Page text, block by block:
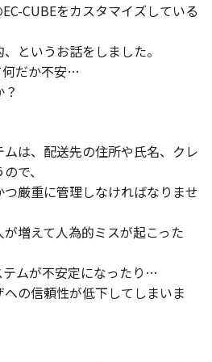
6432-0346
CUBEをカスタマイズしている
というお話をしました。
何だか不安…
は、配送先の住所や氏名、クレ
で、
つ厳重に管理しなければなりませ
増えて人為的ミスが起こった
ムが不安定になったり…
の信頼性が低下してしまいま